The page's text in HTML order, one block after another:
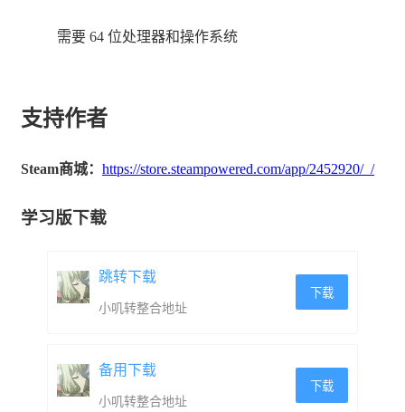
需要 64 位处理器和操作系统
支持作者
Steam商城： https://store.steampowered.com/app/2452920/_/
学习版下载
跳转下载
小叽转整合地址
下载
备用下载
小叽转整合地址
下载